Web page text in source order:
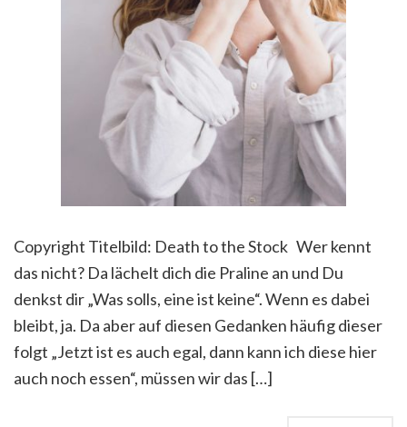
Copyright Titelbild: Death to the Stock Wer kennt
das nicht? Da lächelt dich die Praline an und Du
denkst dir „Was solls, eine ist keine“. Wenn es dabei
bleibt, ja. Da aber auf diesen Gedanken häufig dieser
folgt „Jetzt ist es auch egal, dann kann ich diese hier
auch noch essen“, müssen wir das […]